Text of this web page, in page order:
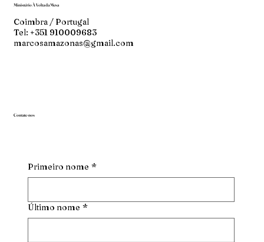
Ministério À Volta da Mesa
Coimbra / Portugal
Tel: +351 910009683
marcosamazonas@gmail.com
Contate-nos
Primeiro nome *
Último nome *